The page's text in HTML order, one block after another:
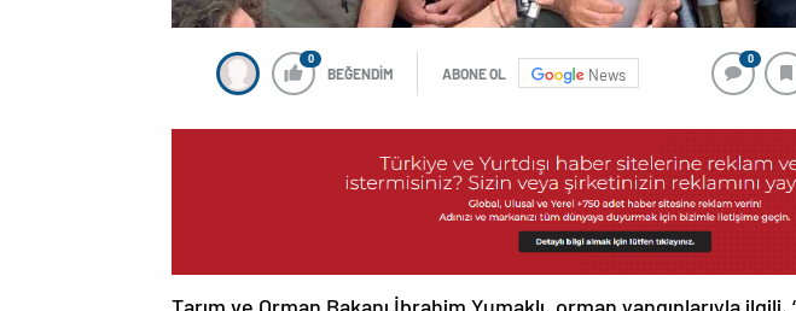
0
BEĞENDİM ABONE OL News
0